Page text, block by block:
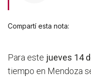
Compartí esta nota:
Para este jueves 14
tiempo en Mendoza